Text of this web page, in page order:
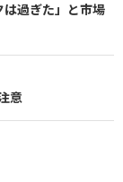
は過ぎた」と市場
意